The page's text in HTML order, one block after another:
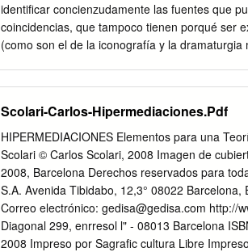
identificar concienzudamente las fuentes que
coincidencias, que tampoco tienen porqué ser
(como son el de la iconografía y la
Aldana introducen una nota de originalidad al
conmovedora, un tema de clara raigambre
ideología clásica paganizante que se implanta
antecedente más próximo en el ámbito poético
del Juicio final de Gonzalo de Berceo.1 Desde
de Nuestra Señora este tema desaparece de
segunda mitad del siglo XVI, por Aldana,
literatura española del momento. Junto con la
Scolari-Carlos-Hipermediaciones.Pdf
HIPERMEDIACIONES Elementos para una
Scolari © Carlos Scolari, 2008 Imagen de
2008, Barcelona Derechos reservados para
S.A. Avenida Tibidabo, 12,3° 08022
Correo electrónico: gedisa@gedisa.com http://
Diagonal 299, enrresol l" - 08013 Barcelona
2008 Impreso por Sagrafic cultura Libre